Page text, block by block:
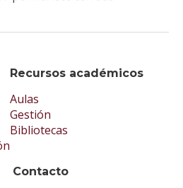
Recursos académicos
Aulas
Gestión
Bibliotecas
Contacto